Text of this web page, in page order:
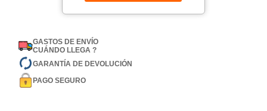
GASTOS DE ENVÍO
CUÁNDO LLEGA ?
GARANTÍA DE DEVOLUCIÓN
PAGO SEGURO